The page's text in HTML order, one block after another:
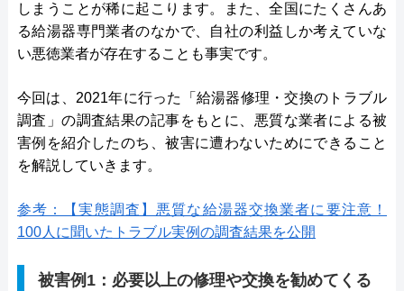
しまうことが稀に起こります。また、全国にたくさんあ
る給湯器専門業者のなかで、自社の利益しか考えていな
い悪徳業者が存在することも事実です。
今回は、2021年に行った「給湯器修理・交換のトラブル
調査」の調査結果の記事をもとに、悪質な業者による被
害例を紹介したのち、被害に遭わないためにできること
を解説していきます。
参考：【実態調査】悪質な給湯器交換業者に要注意！
100人に聞いたトラブル実例の調査結果を公開
被害例1：必要以上の修理や交換を勧めてくる